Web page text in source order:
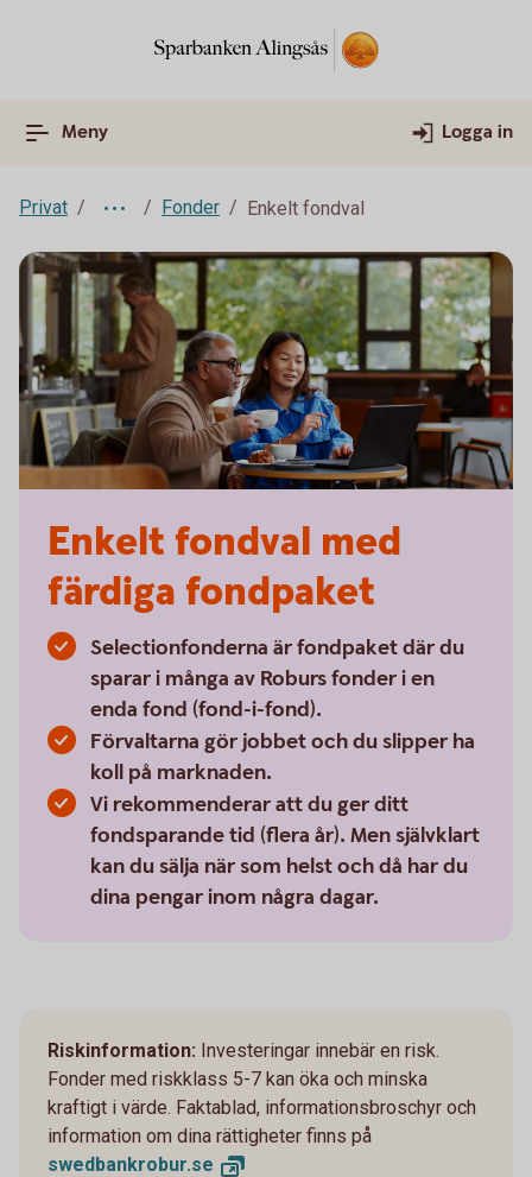
Meny Logga in
Privat Fonder Enkelt fondval
Enkelt fondval med
färdiga fondpaket
Selectionfonderna är fondpaket där du
sparar i många av Roburs fonder i en
enda fond (fond-i-fond).
Förvaltarna gör jobbet och du slipper ha
koll på marknaden.
Vi rekommenderar att du ger ditt
fondsparande tid (flera år). Men självklart
kan du sälja när som helst och då har du
dina pengar inom några dagar.
Riskinformation: Investeringar innebär en risk.
Fonder med riskklass 5-7 kan öka och minska
kraftigt i värde. Faktablad, informationsbroschyr och
information om dina rättigheter finns på
swedbankrobur.se